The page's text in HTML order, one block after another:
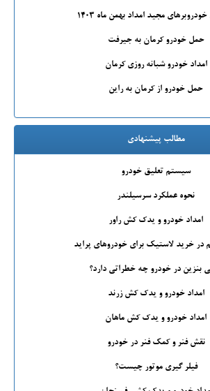
مجید امداد بهمن ماه 1403
حمل خودرو کرمان به جیرفت
امداد خودرو شبانه روزی کرمان
حمل خودرو از کرمان به راین
مطالب پیشنهادی
سیستم تعلیق خودرو
نحوه عملکرد سرسیلندر
امداد خودرو و یدک کش راور
در خرید لاستیک برای خودروهای پراید
بنزین در خودرو چه خطراتی دارد؟
امداد خودرو و یدک کش زرند
امداد خودرو و یدک کش ماهان
نقش فنر و کمک فنر در خودرو
فیلر گیری موتور چیست؟